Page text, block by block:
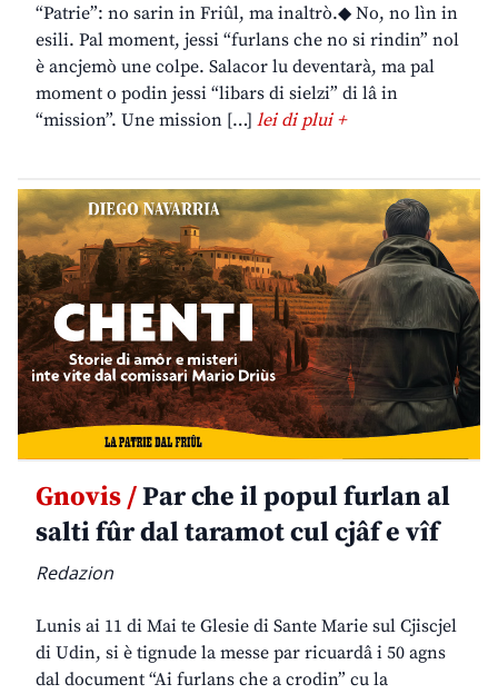
“Patrie”: no sarin in Friûl, ma inaltrò.◆ No, no lìn in
esili. Pal moment, jessi “furlans che no si rindin” nol
è ancjemò une colpe. Salacor lu deventarà, ma pal
moment o podin jessi “libars di sielzi” di lâ in
“mission”. Une mission […] lei di plui +
Gnovis /Par che il popul furlan al
salti fûr dal taramot cul cjâf e vîf
Redazion
Lunis ai 11 di Mai te Glesie di Sante Marie sul Cjiscjel
di Udin, si è tignude la messe par ricuardâ i 50 agns
dal document “Ai furlans che a crodin” cu la